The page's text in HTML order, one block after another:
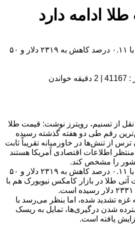
ادامه دارد
قیمت هر اونس طلا امروز با ۰.۱۱ درصد کاهش به ۲۳۱۹ دلار و ۵۰
2 دقیقه خواندن
نقل از تسنیم، رویترز نوشت: قیمت طلا
رقم طی دو هفته گذشته رسیده
ترس از تنش‌ها در خاورمیانه تقریباً ثابت
اطلاعات اقتصادی آمریکا هستند
را مشخص کند.
قیمت هر اونس طلا امروز با ۰.۱۱ درصد کاهش به ۲۳۱۹ دلار و ۵۰
طلا در بازار کامکس نیویورک هم با
تشدید شده، اما بنظر می‌رسد با
شدن درگیری‌ها، تمایل به ریسک
یافته است.